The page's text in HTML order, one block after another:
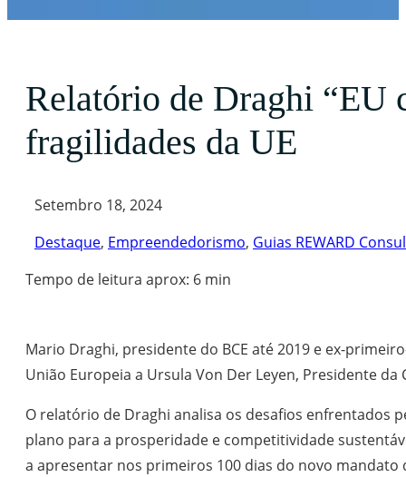
Relatório de Draghi “EU
fragilidades da UE
Setembro 18, 2024
Destaque, Empreendedorismo, Guias REWARD
Tempo de leitura aprox: 6 min
Mario Draghi, presidente do BCE até 2019 e ex-
União Europeia a Ursula Von Der Leyen, Presidente da
O relatório de Draghi analisa os desafios enfrentados
plano para a prosperidade e competitividade
a apresentar nos primeiros 100 dias do novo mandato